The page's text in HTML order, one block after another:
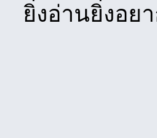
ยิ่งอ่านยิ่งอย